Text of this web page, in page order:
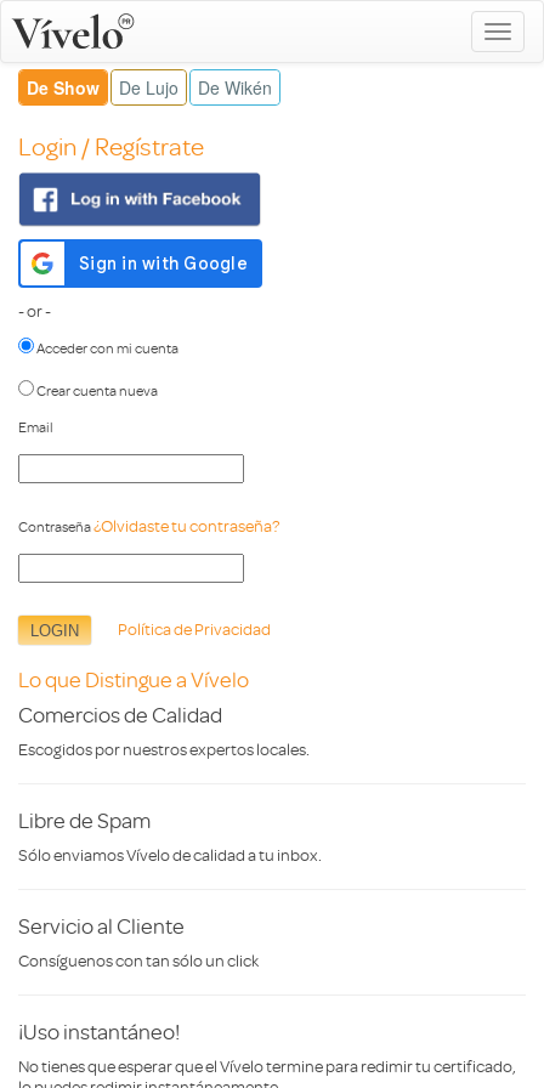
De Show De Lujo De Wikén
Login / Regístrate
- or -
Acceder con mi cuenta
Crear cuenta nueva
Email
Contraseña¿Olvidaste tu contraseña?
Política de Privacidad
Lo que Distingue a Vívelo
Comercios de Calidad
Escogidos por nuestros expertos locales.
Libre de Spam
Sólo enviamos Vívelo de calidad a tu inbox.
Servicio al Cliente
Consíguenos con tan sólo un click
¡Uso instantáneo!
No tienes que esperar que el Vívelo termine para redimir tu certificado,